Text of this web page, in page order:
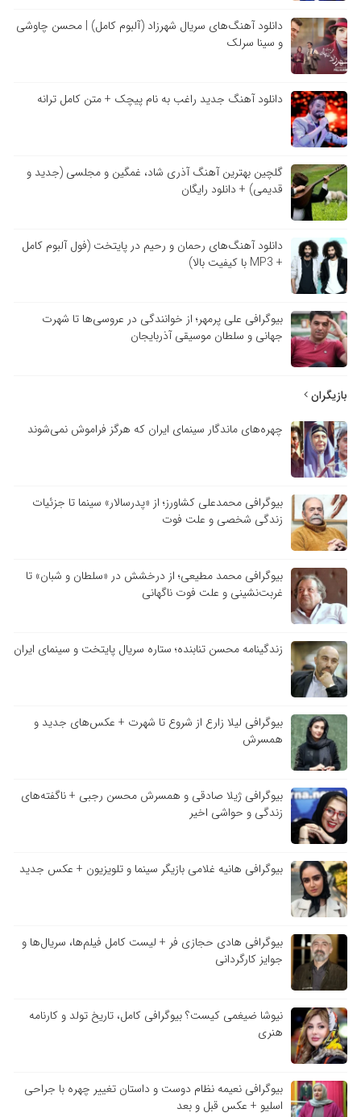
دانلود آهنگ‌های سریال شهرزاد (آلبوم کامل) | محسن چاوشی
و سینا سرلک
دانلود آهنگ جدید راغب به نام پیچک + متن کامل ترانه
گلچین بهترین آهنگ آذری شاد، غمگین و مجلسی (جدید و
قدیمی) + دانلود رایگان
دانلود آهنگ‌های رحمان و رحیم در پایتخت (فول آلبوم کامل
+ MP3 با کیفیت بالا)
بیوگرافی علی پرمهر؛ از خوانندگی در عروسی‌ها تا شهرت
جهانی و سلطان موسیقی آذربایجان
بازیگران
چهره‌های ماندگار سینمای ایران که هرگز فراموش نمی‌شوند
بیوگرافی محمدعلی کشاورز؛ از «پدرسالار» سینما تا جزئیات
زندگی شخصی و علت فوت
بیوگرافی محمد مطیعی؛ از درخشش در «سلطان و شبان» تا
غربت‌نشینی و علت فوت ناگهانی
زندگینامه محسن تنابنده؛ ستاره سریال پایتخت و سینمای ایران
بیوگرافی لیلا زارع از شروع تا شهرت + عکس‌های جدید و
همسرش
بیوگرافی ژیلا صادقی و همسرش محسن رجبی + ناگفته‌های
زندگی و حواشی اخیر
بیوگرافی هانیه غلامی بازیگر سینما و تلویزیون + عکس جدید
بیوگرافی هادی حجازی فر + لیست کامل فیلم‌ها، سریال‌ها و
جوایز کارگردانی
نیوشا ضیغمی کیست؟ بیوگرافی کامل، تاریخ تولد و کارنامه
هنری
بیوگرافی نعیمه نظام دوست و داستان تغییر چهره با جراحی
اسلیو + عکس قبل و بعد